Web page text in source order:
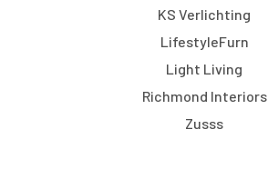
KS Verlichting
LifestyleFurn
Light Living
Richmond Interiors
Zusss